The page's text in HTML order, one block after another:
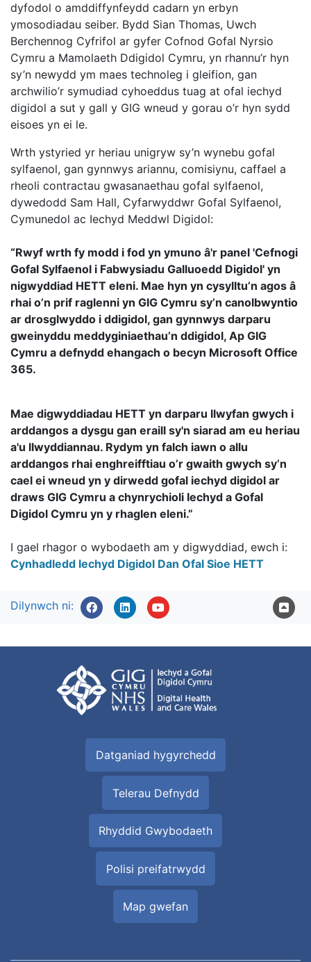
dyfodol o amddiffynfeydd cadarn yn erbyn
ymosodiadau seiber. Bydd Sian Thomas, Uwch
Berchennog Cyfrifol ar gyfer Cofnod Gofal Nyrsio
Cymru a Mamolaeth Ddigidol Cymru, yn rhannu’r hyn
sy’n newydd ym maes technoleg i gleifion, gan
archwilio’r symudiad cyhoeddus tuag at ofal iechyd
digidol a sut y gall y GIG wneud y gorau o’r hyn sydd
eisoes yn ei le.
Wrth ystyried yr heriau unigryw sy’n wynebu gofal
sylfaenol, gan gynnwys ariannu, comisiynu, caffael a
rheoli contractau gwasanaethau gofal sylfaenol,
dywedodd Sam Hall, Cyfarwyddwr Gofal Sylfaenol,
Cymunedol ac Iechyd Meddwl Digidol:
“Rwyf wrth fy modd i fod yn ymuno â'r panel 'Cefnogi
Gofal Sylfaenol i Fabwysiadu Galluoedd Digidol' yn
nigwyddiad HETT eleni. Mae hyn yn cysylltu’n agos â
rhai o’n prif raglenni yn GIG Cymru sy’n canolbwyntio
ar drosglwyddo i ddigidol, gan gynnwys darparu
gweinyddu meddyginiaethau’n ddigidol, Ap GIG
Cymru a defnydd ehangach o becyn Microsoft Office
365.
Mae digwyddiadau HETT yn darparu llwyfan gwych i
arddangos a dysgu gan eraill sy'n siarad am eu heriau
a'u llwyddiannau. Rydym yn falch iawn o allu
arddangos rhai enghreifftiau o’r gwaith gwych sy’n
cael ei wneud yn y dirwedd gofal iechyd digidol ar
draws GIG Cymru a chynrychioli Iechyd a Gofal
Digidol Cymru yn y rhaglen eleni.”
I gael rhagor o wybodaeth am y digwyddiad, ewch i:
Cynhadledd Iechyd Digidol Dan Ofal Sioe HETT
Dilynwch ni:
Datganiad hygyrchedd
Telerau Defnydd
Rhyddid Gwybodaeth
Polisi preifatrwydd
Map gwefan